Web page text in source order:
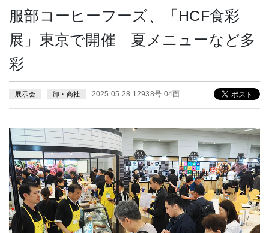
服部コーヒーフーズ、「HCF食彩
展」東京で開催 夏メニューなど多
彩
展示会 卸・商社 2025.05.28 12938号 04面